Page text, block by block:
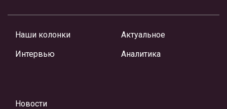
Наши колонки
Интервью
Актуальное
Аналитика
Новости